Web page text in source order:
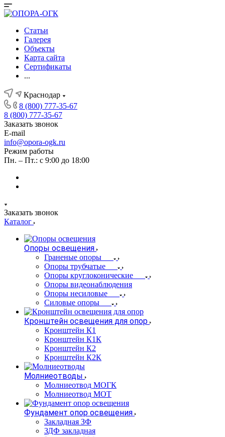
Статьи
Галерея
Объекты
Карта сайта
Сертификаты
...
Краснодар
8 (800) 777-35-67
8 (800) 777-35-67
Заказать звонок
E-mail
info@opora-ogk.ru
Режим работы
Пн. – Пт.: с 9:00 до 18:00
Заказать звонок
Каталог
Опоры освещения
Граненые опоры
Опоры трубчатые
Опоры круглоконические
Опоры видеонаблюдения
Опоры несиловые
Силовые опоры
Кронштейн освещения для опор
Кронштейн К1
Кронштейн К1К
Кронштейн К2
Кронштейн К2К
Молниеотводы
Молниеотвод МОГК
Молниеотвод МОТ
Фундамент опор освещения
Закладная ЗФ
ЗДФ закладная